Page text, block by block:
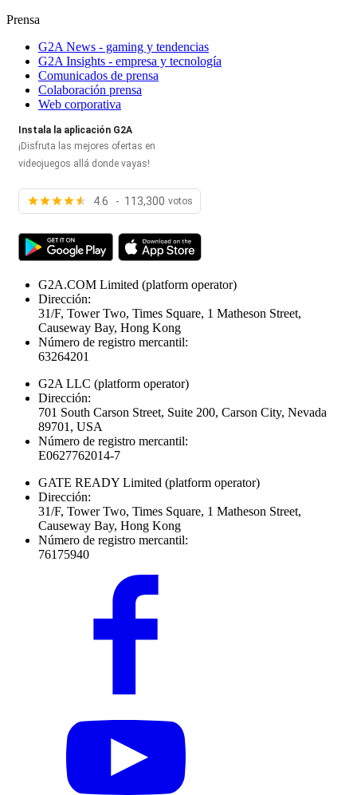
Prensa
G2A News - gaming y tendencias
G2A Insights - empresa y tecnología
Comunicados de prensa
Colaboración prensa
Web corporativa
Instala la aplicación G2A
¡Disfruta las mejores ofertas en
videojuegos allá donde vayas!
4.6 - 113,300 votos
G2A.COM Limited (platform operator)
Dirección:
31/F, Tower Two, Times Square, 1 Matheson Street,
Causeway Bay, Hong Kong
Número de registro mercantil:
63264201
G2A LLC (platform operator)
Dirección:
701 South Carson Street, Suite 200, Carson City, Nevada
89701, USA
Número de registro mercantil:
E0627762014-7
GATE READY Limited (platform operator)
Dirección:
31/F, Tower Two, Times Square, 1 Matheson Street,
Causeway Bay, Hong Kong
Número de registro mercantil:
76175940